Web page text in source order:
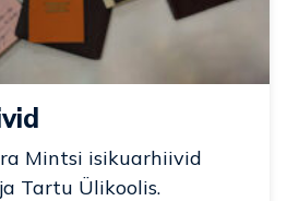
Mintsi isikuarhiivid
Tartu Ülikoolis.